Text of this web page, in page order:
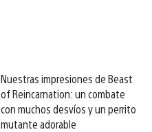
Nuestras impresiones de Beast
of Reincarnation: un combate
con muchos desvíos y un perrito
mutante adorable